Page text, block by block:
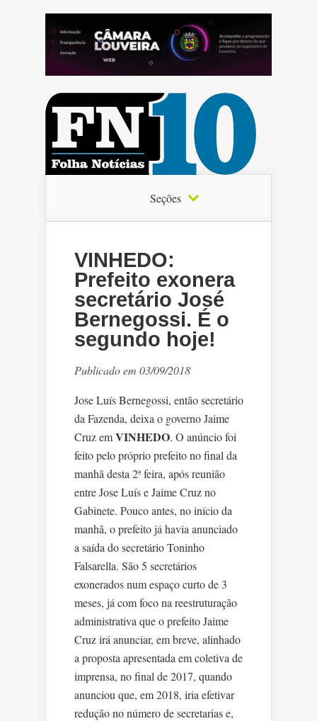
Seções
VINHEDO:
Prefeito exonera
secretário José
Bernegossi. É o
segundo hoje!
Publicado em 03/09/2018
Jose Luís Bernegossi, então secretário
da Fazenda, deixa o governo Jaime
Cruz emVINHEDO. O anúncio foi
feito pelo próprio prefeito no final da
manhã desta 2ª feira, após reunião
entre Jose Luís e Jaime Cruz no
Gabinete. Pouco antes, no início da
manhã, o prefeito já havia anunciado
a saída do secretário Toninho
Falsarella. São 5 secretários
exonerados num espaço curto de 3
meses, já com foco na reestruturação
administrativa que o prefeito Jaime
Cruz irá anunciar, em breve, alinhado
a proposta apresentada em coletiva de
imprensa, no final de 2017, quando
anunciou que, em 2018, iria efetivar
redução no número de secretarias e,